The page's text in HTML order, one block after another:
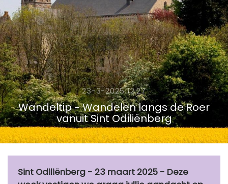
23-3-2025 12:27
Wandeltip - Wandelen langs de Roer
vanuit Sint Odiliënberg
Sint Odiliënberg - 23 maart 2025 - Deze